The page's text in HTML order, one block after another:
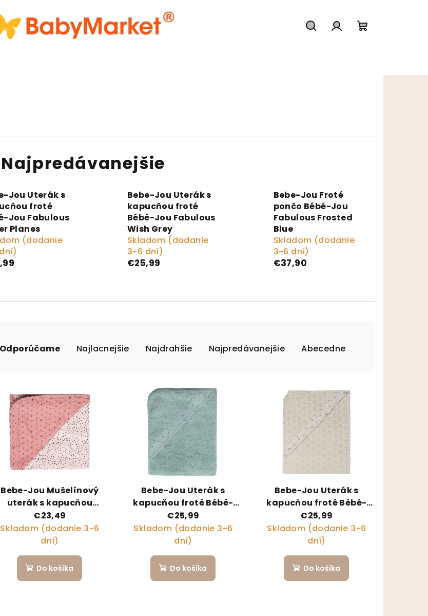
Najpredávanejšie
Jou Uterák s
froté
Jou Fabulous
Planes
(dodanie
Bebe-Jou Uterák s
kapucňou froté
Bébé-Jou Fabulous
Wish Grey
Skladom (dodanie
3-6 dní)
€25,99
Bebe-Jou Froté
pončo Bébé-Jou
Fabulous Frosted
Blue
Skladom (dodanie
3-6 dní)
€37,90
Odporúčame Najlacnejšie Najdrahšie Najpredávanejšie Abecedne
Výpis produktov
Bebe-Jou Mušelínový
uterák s kapucňou
Bambus Bébé-Jou
Fabulous Swan
€23,49
Skladom (dodanie 3-6
dní)
Do košíka
Bebe-Jou Uterák s
kapucňou froté Bébé-
Jou Fabulous Paper
Planes
€25,99
Skladom (dodanie 3-6
dní)
Do košíka
Bebe-Jou Uterák s
kapucňou froté Bébé-
Jou Fabulous Wish Grey
€25,99
Skladom (dodanie 3-6
dní)
Do košíka